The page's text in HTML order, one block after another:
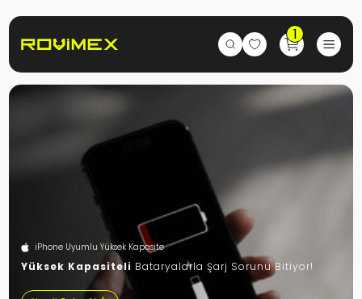
1
iPhone Uyumlu Yüksek Kapasite
Yüksek Kapasiteli Bataryalarla Şarj Sorunu Bitiyor!